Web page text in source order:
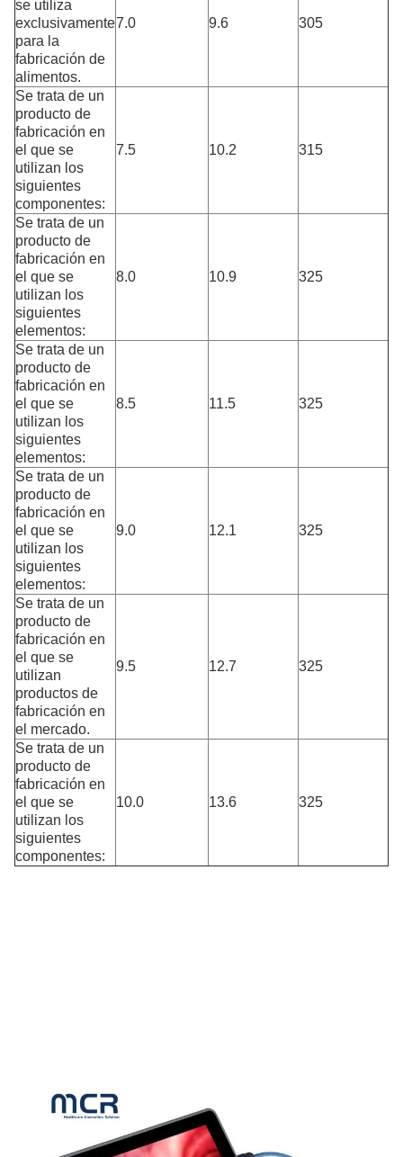
se utiliza
exclusivamente
para la
fabricación de
alimentos.
7.0 9.6 305
Se trata de un
producto de
fabricación en
el que se
utilizan los
siguientes
componentes:
7.5 10.2 315
Se trata de un
producto de
fabricación en
el que se
utilizan los
siguientes
elementos:
8.0 10.9 325
Se trata de un
producto de
fabricación en
el que se
utilizan los
siguientes
elementos:
8.5 11.5 325
Se trata de un
producto de
fabricación en
el que se
utilizan los
siguientes
elementos:
9.0 12.1 325
Se trata de un
producto de
fabricación en
el que se
utilizan
productos de
fabricación en
el mercado.
9.5 12.7 325
Se trata de un
producto de
fabricación en
el que se
utilizan los
siguientes
componentes:
10.0 13.6 325